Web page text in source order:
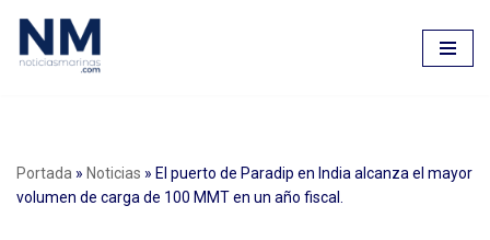
Saltar
Portada » Noticias » El puerto de Paradip en India alcanza el mayor
volumen de carga de 100 MMT en un año fiscal.